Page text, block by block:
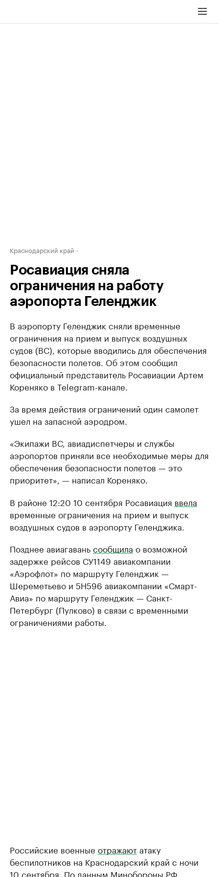
Краснодарский край
Росавиация сняла
ограничения на работу
аэропорта Геленджик
В аэропорту Геленджик сняли временные
ограничения на прием и выпуск воздушных
судов (ВС), которые вводились для обеспечения
безопасности полетов. Об этом сообщил
официальный представитель Росавиации Артем
Кореняко в Telegram-канале.
За время действия ограничений один самолет
ушел на запасной аэродром.
«Экипажи ВС, авиадиспетчеры и службы
аэропортов приняли все необходимые меры для
обеспечения безопасности полетов — это
приоритет», — написал Кореняко.
В районе 12:20 10 сентября Росавиация ввела
временные ограничения на прием и выпуск
воздушных судов в аэропорту Геленджика.
Позднее авиагаваньсообщила о возможной
задержке рейсов СУ1149 авиакомпании
«Аэрофлот» по маршруту Геленджик —
Шереметьево и 5Н596 авиакомпании «Смарт-
Авиа» по маршруту Геленджик — Санкт-
Петербург (Пулково) в связи с временными
ограничениями работы.
Российские военные отражаютатаку
беспилотников на Краснодарский край с ночи
10 сентября. По данным Минобороны РФ,